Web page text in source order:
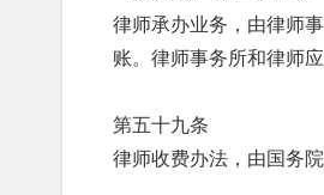
律师承办业务，由律师
账。律师事务所和律师应
第五十九条
律师收费办法，由国务